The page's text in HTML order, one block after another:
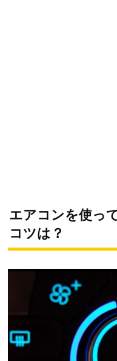
エアコンを使っ
コツは？